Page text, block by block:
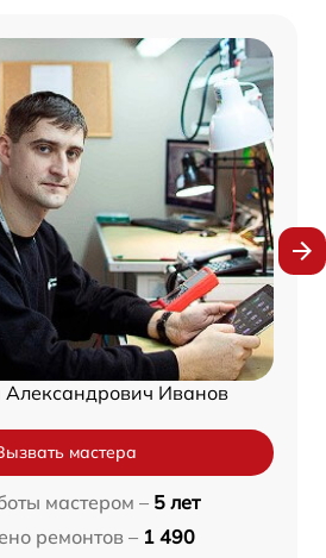
Александрович Иванов
мастера
мастером – 5 лет
ремонтов – 1 490